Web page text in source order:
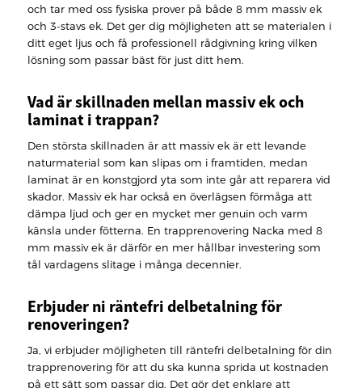
och tar med oss fysiska prover på både 8 mm massiv ek
och 3-stavs ek. Det ger dig möjligheten att se materialen i
ditt eget ljus och få professionell rådgivning kring vilken
lösning som passar bäst för just ditt hem.
Vad är skillnaden mellan massiv ek och
laminat i trappan?
Den största skillnaden är att massiv ek är ett levande
naturmaterial som kan slipas om i framtiden, medan
laminat är en konstgjord yta som inte går att reparera vid
skador. Massiv ek har också en överlägsen förmåga att
dämpa ljud och ger en mycket mer genuin och varm
känsla under fötterna. En trapprenovering Nacka med 8
mm massiv ek är därför en mer hållbar investering som
tål vardagens slitage i många decennier.
Erbjuder ni räntefri delbetalning för
renoveringen?
Ja, vi erbjuder möjligheten till räntefri delbetalning för din
trapprenovering för att du ska kunna sprida ut kostnaden
på ett sätt som passar dig. Det gör det enklare att